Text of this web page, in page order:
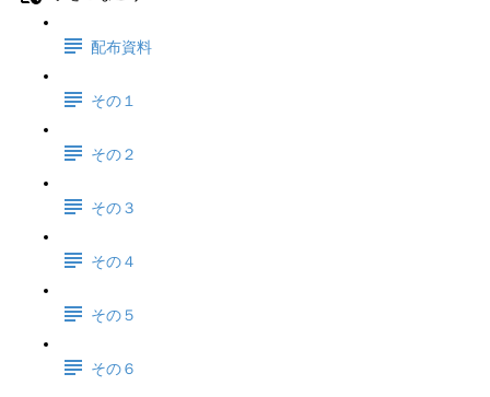
配布資料
その１
その２
その３
その４
その５
その６